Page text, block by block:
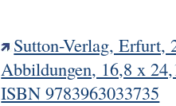
Sutton-Verlag, Erfurt,
Abbildungen, 16,8 x
ISBN 9783963033735